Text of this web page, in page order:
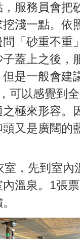
服務員會把
淺一點。依
「砂重不重
蓋上之後，
是一般會建
可以感覺到
極來形容。
又是廣闊的
，先到室內
溫泉。1張